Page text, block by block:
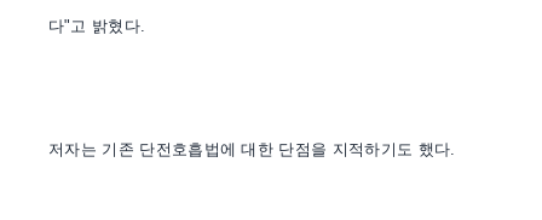
다"고 밝혔다.
저자는 기존 단전호흡법에 대한 단점을 지적하기도 했다.